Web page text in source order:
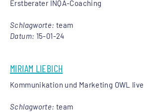
Erstberater INQA-Coaching
Schlagworte: team
Datum: 15-01-24
MIRIAM LIEBICH
Kommunikation und Marketing OWL live
Schlagworte: team